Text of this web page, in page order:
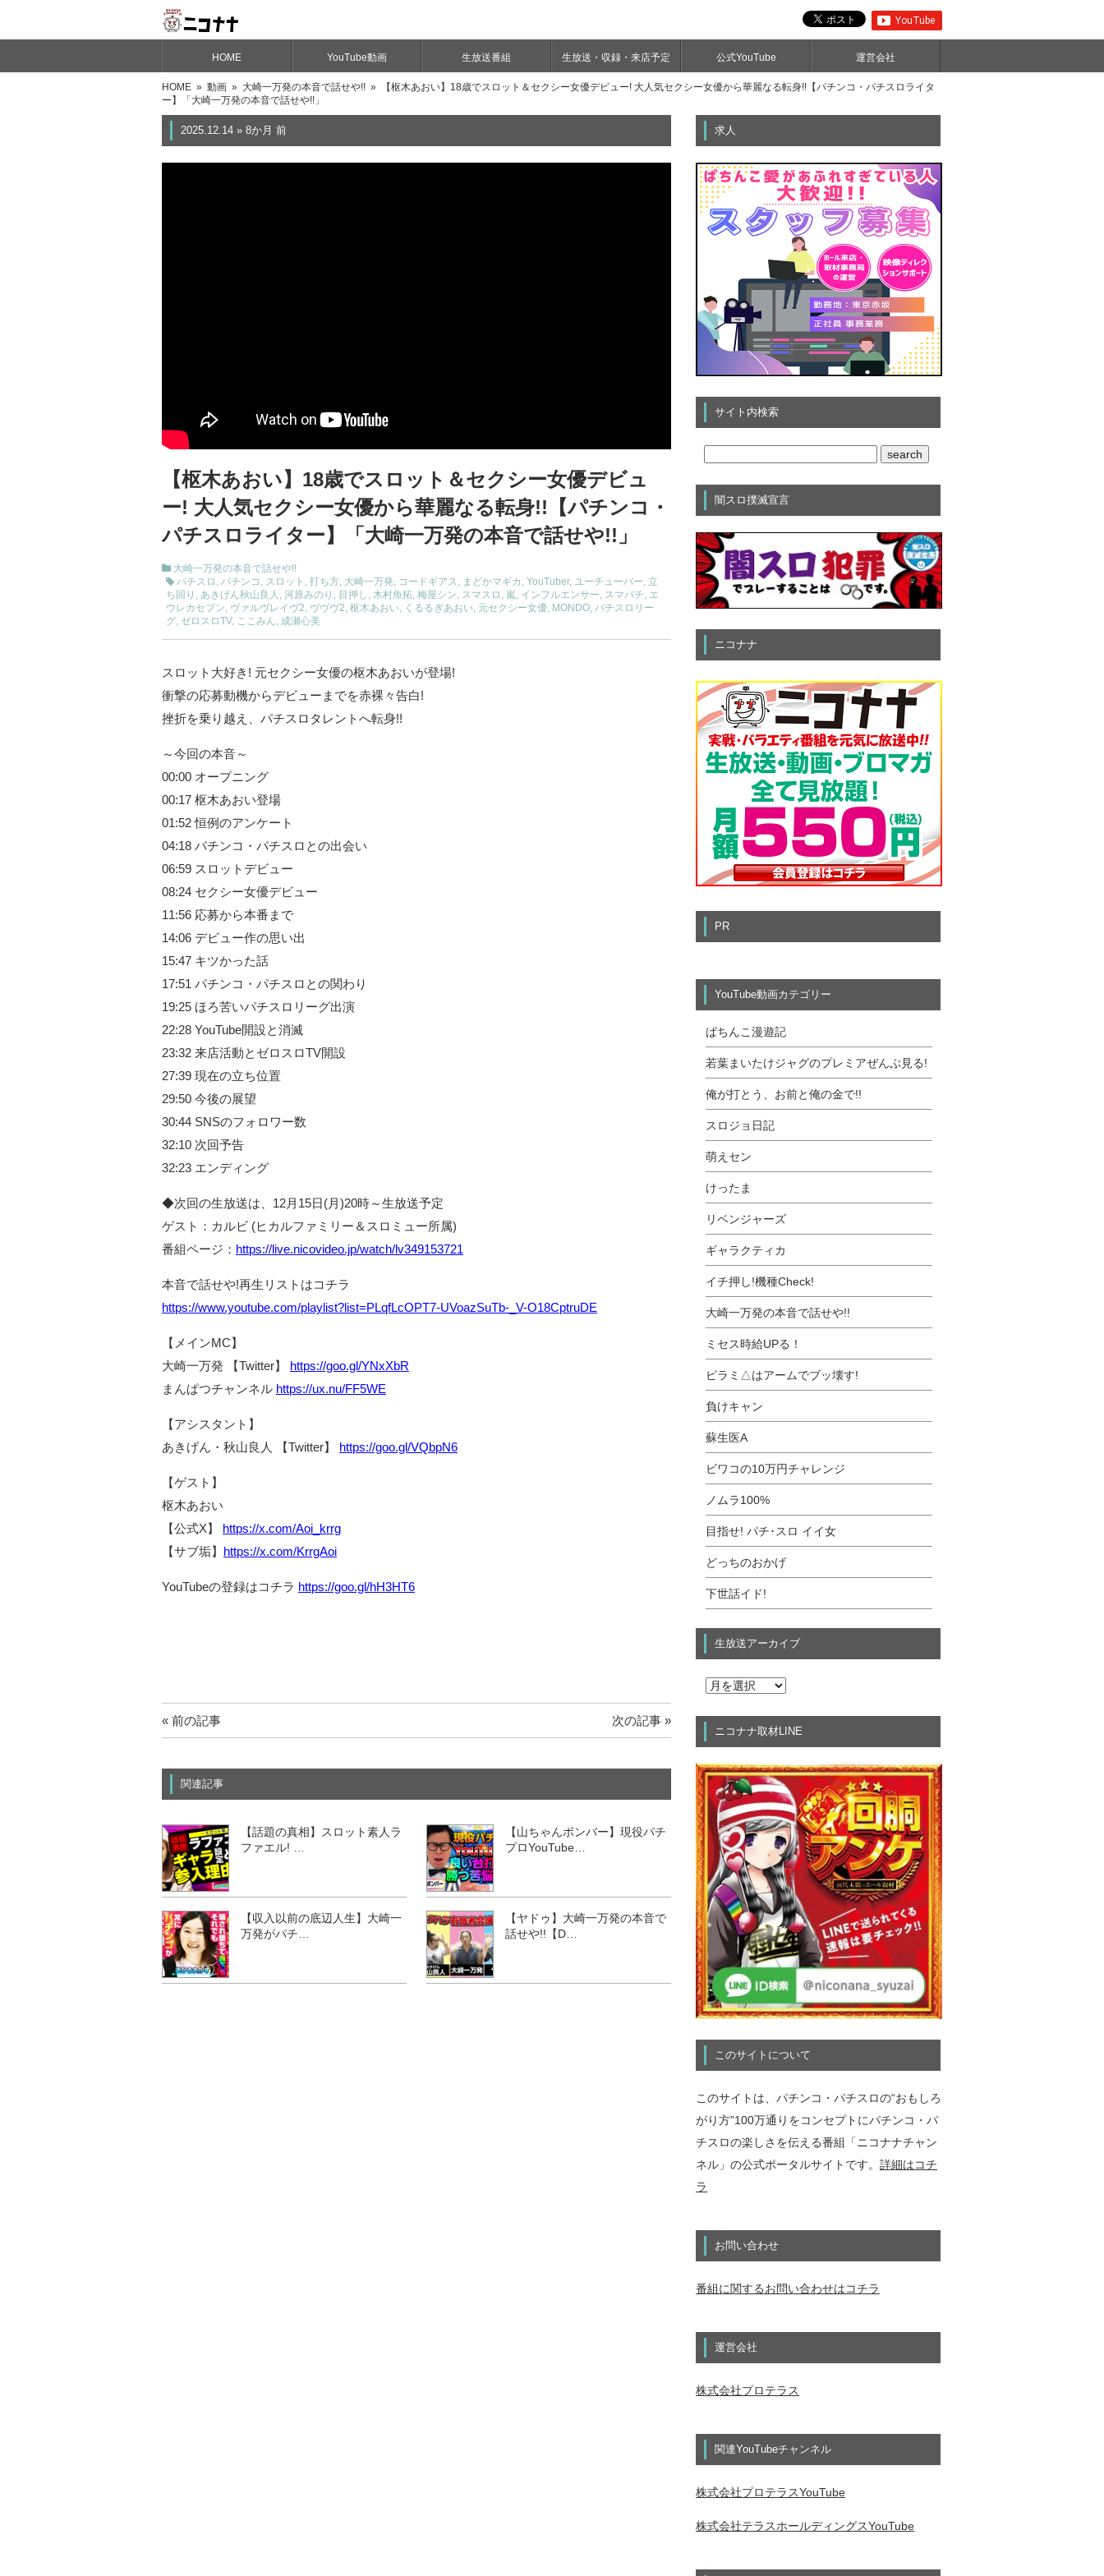
HOME YouTube動画 生放送番組 生放送・収録・来店予定 公式YouTube 運営会社
HOME » 動画 » 大崎一万発の本音で話せや!! » 【枢木あおい】18歳でスロット＆セクシー女優デビュー! 大人気セクシー女優から華麗なる転身!!【パチンコ・パチスロライタ
ー】「大崎一万発の本音で話せや!!」
2025.12.14 » 8か月 前
【枢木あおい】18歳でスロット＆セクシー女優デビュ
ー! 大人気セクシー女優から華麗なる転身!!【パチンコ・
パチスロライター】「大崎一万発の本音で話せや!!」
大崎一万発の本音で話せや!!
パチスロ
パチンコ スロット 打ち方 大崎一万発 コードギアス まどかマギカ YouTuber, ユーチューバー 立
ち回り
あきげん秋山良人 河原みのり 目押し 木村魚拓 梅屋シン スマスロ 嵐 インフルエンサー スマパチ
エ
ウレカセブン ヴァルヴレイヴ2 ヴヴヴ2 枢木あおい くるるぎあおい 元セクシー女優 MONDO パチスロリー
グ ゼロスロTV, ここみん 成瀬心美
スロット大好き! 元セクシー女優の枢木あおいが登場!
衝撃の応募動機からデビューまでを赤裸々告白!
挫折を乗り越え、パチスロタレントへ転身!!
～今回の本音～
00:00 オープニング
00:17 枢木あおい登場
01:52 恒例のアンケート
04:18 パチンコ・パチスロとの出会い
06:59 スロットデビュー
08:24 セクシー女優デビュー
11:56 応募から本番まで
14:06 デビュー作の思い出
15:47 キツかった話
17:51 パチンコ・パチスロとの関わり
19:25 ほろ苦いパチスロリーグ出演
22:28 YouTube開設と消滅
23:32 来店活動とゼロスロTV開設
27:39 現在の立ち位置
29:50 今後の展望
30:44 SNSのフォロワー数
32:10 次回予告
32:23 エンディング
◆次回の生放送は、12月15日(月)20時～生放送予定
ゲスト：カルビ (ヒカルファミリー＆スロミュー所属)
番組ページ： https://live.nicovideo.jp/watch/lv349153721
本音で話せや!再生リストはコチラ
https://www.youtube.com/playlist?list=PLqfLcOPT7-UVoazSuTb-_V-O18CptruDE
【メインMC】
大崎一万発 【Twitter】 https://goo.gl/YNxXbR
まんぱつチャンネル https://ux.nu/FF5WE
【アシスタント】
あきげん・秋山良人 【Twitter】 https://goo.gl/VQbpN6
【ゲスト】
枢木あおい
【公式X】 https://x.com/Aoi_krrg
【サブ垢】 https://x.com/KrrgAoi
YouTubeの登録はコチラ https://goo.gl/hH3HT6
« 前の記事 次の記事 »
関連記事
【話題の真相】スロット素人ラ
ファエル! …
【山ちゃんボンバー】現役パチ
プロYouTube…
【収入以前の底辺人生】大崎一
万発がパチ…
【ヤドゥ】大崎一万発の本音で
話せや!!【D…
求人
サイト内検索
闇スロ撲滅宣言
ニコナナ
PR
YouTube動画カテゴリー
ぱちんこ漫遊記
若葉まいたけジャグのプレミアぜんぶ見る!
俺が打とう、お前と俺の金で!!
スロジョ日記
萌えセン
けったま
リベンジャーズ
ギャラクティカ
イチ押し!機種Check!
大崎一万発の本音で話せや!!
ミセス時給UPる！
ピラミ△はアームでブッ壊す!
負けキャン
蘇生医A
ビワコの10万円チャレンジ
ノムラ100%
目指せ! パチ･スロ イイ女
どっちのおかげ
下世話イド!
生放送アーカイブ
ニコナナ取材LINE
このサイトについて
このサイトは、パチンコ・パチスロの“おもしろ
がり方”100万通りをコンセプトにパチンコ・パ
チスロの楽しさを伝える番組「ニコナナチャン
ネル」の公式ポータルサイトです。 詳細はコチ
ラ
お問い合わせ
番組に関するお問い合わせはコチラ
運営会社
株式会社プロテラス
関連YouTubeチャンネル
株式会社プロテラスYouTube
株式会社テラスホールディングスYouTube